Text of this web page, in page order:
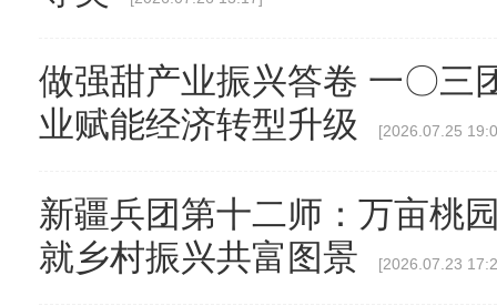
做强甜产业振兴答卷 一〇三
业赋能经济转型升级
[2026.07.25
新疆兵团第十二师：万亩桃
就乡村振兴共富图景
[2026.07.23